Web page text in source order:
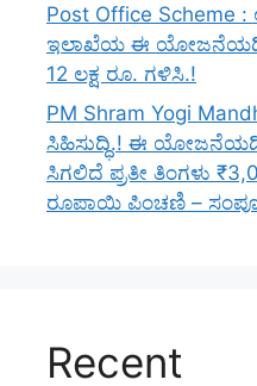
Post Office Scheme
ಇಲಾಖೆಯ ಈ ಯೋಜನೆಯಡಿ
12 ಲಕ್ಷ ರೂ. ಗಳಿಸಿ.!
PM Shram Yogi
ಸಿಹಿಸುದ್ಧಿ.! ಈ ಯೋಜನೆಯಡಿ
ಸಿಗಲಿದೆ ಪ್ರತೀ ತಿಂಗಳು
ರೂಪಾಯಿ ಪಿಂಚಣಿ –
Recent